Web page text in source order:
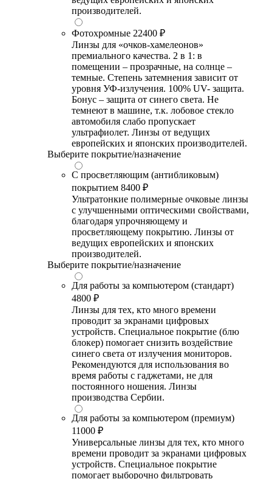
производителей.
Фотохромные 22400 ₽
Линзы для «очков-хамелеонов»
премиального качества. 2 в 1: в
помещении – прозрачные, на солнце –
темные. Степень затемнения зависит от
уровня УФ-излучения. 100% UV- защита.
Бонус – защита от синего света. Не
темнеют в машине, т.к. лобовое стекло
автомобиля слабо пропускает
ультрафиолет. Линзы от ведущих
европейских и японских производителей.
Выберите покрытие/назначение
С просветляющим (антибликовым)
покрытием 8400 ₽
Ультратонкие полимерные очковые линзы
с улучшенными оптическими свойствами,
благодаря упрочняющему и
просветляющему покрытию. Линзы от
ведущих европейских и японских
производителей.
Выберите покрытие/назначение
Для работы за компьютером (стандарт)
4800 ₽
Линзы для тех, кто много времени
проводит за экранами цифровых
устройств. Специальное покрытие (блю
блокер) помогает снизить воздействие
синего света от излучения мониторов.
Рекомендуются для использования во
время работы с гаджетами, не для
постоянного ношения. Линзы
производства Сербии.
Для работы за компьютером (премиум)
11000 ₽
Универсальные линзы для тех, кто много
времени проводит за экранами цифровых
устройств. Специальное покрытие
помогает выборочно фильтровать